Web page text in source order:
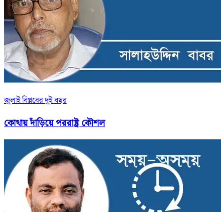
জুলাই বিপ্লবের দুই বছর
কোথায় দাঁড়িয়ে পররাষ্ট্র কৌশল